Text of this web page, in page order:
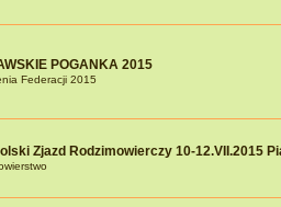
POGANKA 2015
Federacji 2015
Zjazd Rodzimowierczy 10-12.VII.2015